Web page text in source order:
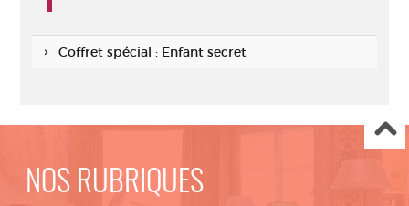
Coffret spécial : Enfant secret
NOS RUBRIQUES